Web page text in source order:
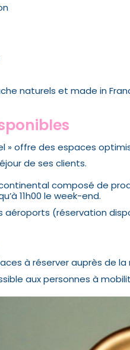
naturels et made in
» offre des espaces
de ses clients.
composé de
11h00 le week-end.
aéroports (réservation
à réserver auprès de
aux personnes à